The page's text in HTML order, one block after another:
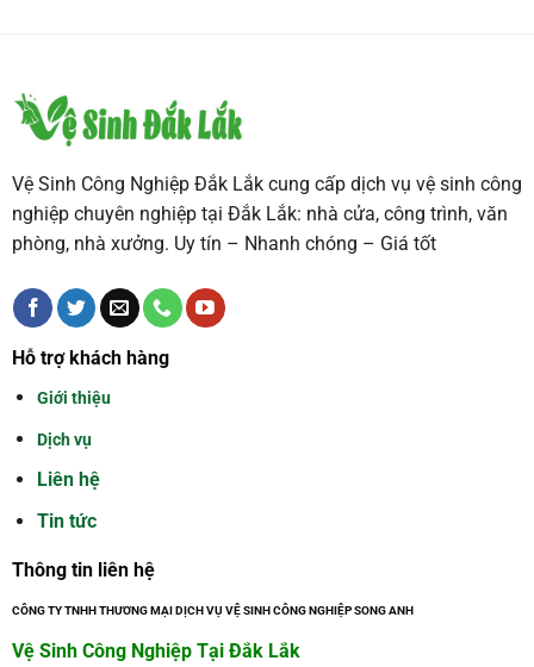
Vệ Sinh Công Nghiệp Đắk Lắk cung cấp dịch vụ vệ sinh công
nghiệp chuyên nghiệp tại Đắk Lắk: nhà cửa, công trình, văn
phòng, nhà xưởng. Uy tín – Nhanh chóng – Giá tốt
Hỗ trợ khách hàng
Giới thiệu
Dịch vụ
Liên hệ
Tin tức
Thông tin liên hệ
CÔNG TY TNHH THƯƠNG MẠI DỊCH VỤ VỆ SINH CÔNG NGHIỆP SONG ANH
Vệ Sinh Công Nghiệp Tại Đắk Lắk